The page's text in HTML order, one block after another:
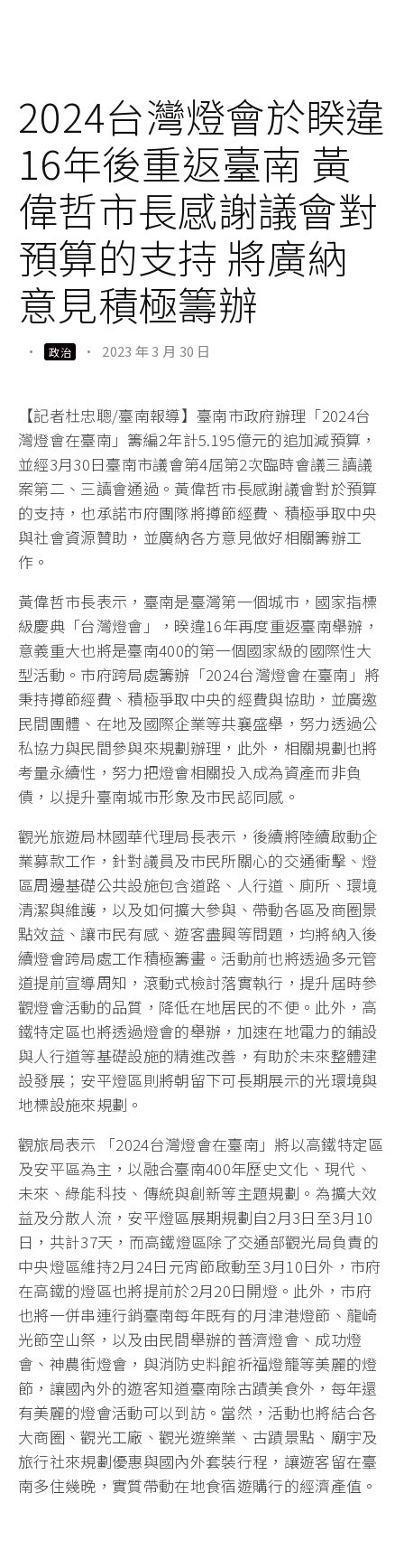
2024台灣燈會於睽違
16年後重返臺南 黃
偉哲市長感謝議會對
預算的支持 將廣納
意見積極籌辦
· 政治 · 2023 年 3 月 30 日
【記者杜忠聰/臺南報導】臺南市政府辦理「2024台
灣燈會在臺南」籌編2年計5.195億元的追加減預算，
並經3月30日臺南市議會第4屆第2次臨時會議三讀議
案第二、三讀會通過。黃偉哲市長感謝議會對於預算
的支持，也承諾市府團隊將撙節經費、積極爭取中央
與社會資源贊助，並廣納各方意見做好相關籌辦工
作。
黃偉哲市長表示，臺南是臺灣第一個城市，國家指標
級慶典「台灣燈會」，暌違16年再度重返臺南舉辦，
意義重大也將是臺南400的第一個國家級的國際性大
型活動。市府跨局處籌辦「2024台灣燈會在臺南」將
秉持撙節經費、積極爭取中央的經費與協助，並廣邀
民間團體、在地及國際企業等共襄盛舉，努力透過公
私協力與民間參與來規劃辦理，此外，相關規劃也將
考量永續性，努力把燈會相關投入成為資產而非負
債，以提升臺南城市形象及市民認同感。
觀光旅遊局林國華代理局長表示，後續將陸續啟動企
業募款工作，針對議員及市民所關心的交通衝擊、燈
區周邊基礎公共設施包含道路、人行道、廁所、環境
清潔與維護，以及如何擴大參與、帶動各區及商圈景
點效益、讓市民有感、遊客盡興等問題，均將納入後
續燈會跨局處工作積極籌畫。活動前也將透過多元管
道提前宣導周知，滾動式檢討落實執行，提升屆時參
觀燈會活動的品質，降低在地居民的不便。此外，高
鐵特定區也將透過燈會的舉辦，加速在地電力的鋪設
與人行道等基礎設施的精進改善，有助於未來整體建
設發展；安平燈區則將朝留下可長期展示的光環境與
地標設施來規劃。
觀旅局表示 「2024台灣燈會在臺南」將以高鐵特定區
及安平區為主，以融合臺南400年歷史文化、現代、
未來、綠能科技、傳統與創新等主題規劃。為擴大效
益及分散人流，安平燈區展期規劃自2月3日至3月10
日，共計37天，而高鐵燈區除了交通部觀光局負責的
中央燈區維持2月24日元宵節啟動至3月10日外，市府
在高鐵的燈區也將提前於2月20日開燈。此外，市府
也將一併串連行銷臺南每年既有的月津港燈節、龍崎
光節空山祭，以及由民間舉辦的普濟燈會、成功燈
會、神農街燈會，與消防史料館祈福燈籠等美麗的燈
節，讓國內外的遊客知道臺南除古蹟美食外，每年還
有美麗的燈會活動可以到訪。當然，活動也將結合各
大商圈、觀光工廠、觀光遊樂業、古蹟景點、廟宇及
旅行社來規劃優惠與國內外套裝行程，讓遊客留在臺
南多住幾晚，實質帶動在地食宿遊購行的經濟產值。